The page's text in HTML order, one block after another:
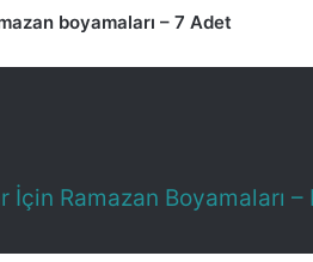
nboyamaları – 7 Adet
İçin Ramazan Boyamaları –